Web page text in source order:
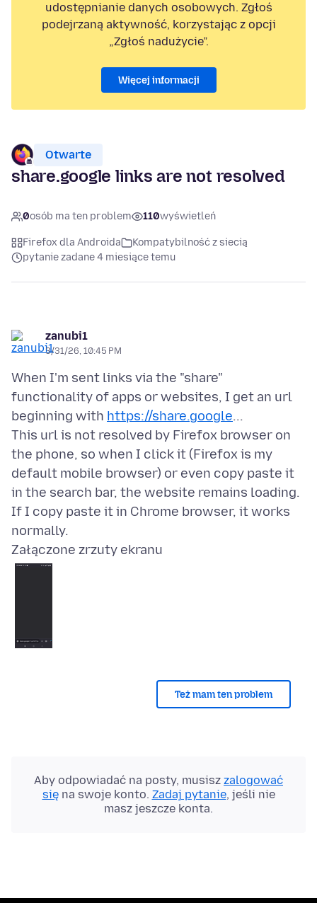
udostępnianie danych osobowych. Zgłoś
podejrzaną aktywność, korzystając z opcji
„Zgłoś nadużycie”.
Więcej informacji
Otwarte
share.google links are not resolved
0osób ma ten problem 110wyświetleń
Firefox dla Androida
Kompatybilność z siecią
pytanie zadane 4 miesiące temu
zanubi1
3/31/26, 10:45 PM
When I'm sent links via the "share"
functionality of apps or websites, I get an url
beginning with https://share.google...
This url is not resolved by Firefox browser on
the phone, so when I click it (Firefox is my
default mobile browser) or even copy paste it
in the search bar, the website remains loading.
If I copy paste it in Chrome browser, it works
Załączone zrzuty ekranu
Też mam ten problem
Aby odpowiadać na posty, musisz zalogować
sięna swoje konto. Zadaj pytanie, jeśli nie
masz jeszcze konta.